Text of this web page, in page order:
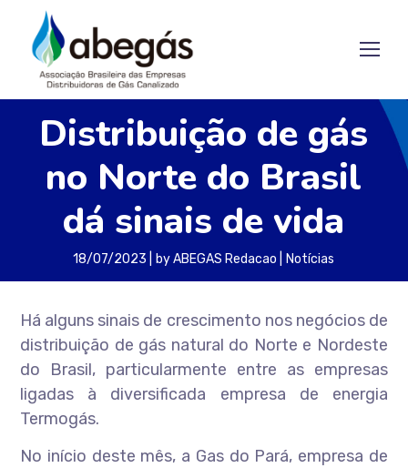
Distribuição de gás
no Norte do Brasil
dá sinais de vida
18/07/2023 byABEGAS Redacao Notícias
Há alguns sinais de crescimento nos negócios de
distribuição de gás natural do Norte e Nordeste
do Brasil, particularmente entre as empresas
ligadas à diversificada empresa de energia
Termogás.
No início deste mês, a Gas do Pará, empresa de